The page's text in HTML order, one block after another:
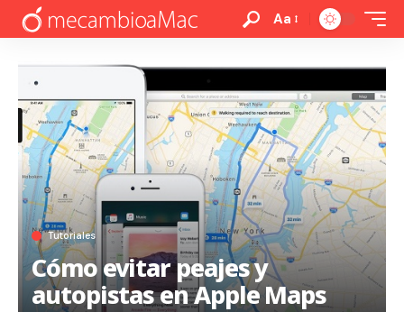
Aa
Tutoriales
Cómo evitar peajes y
autopistas en Apple Maps